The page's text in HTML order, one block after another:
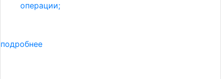
операции;
подробнее